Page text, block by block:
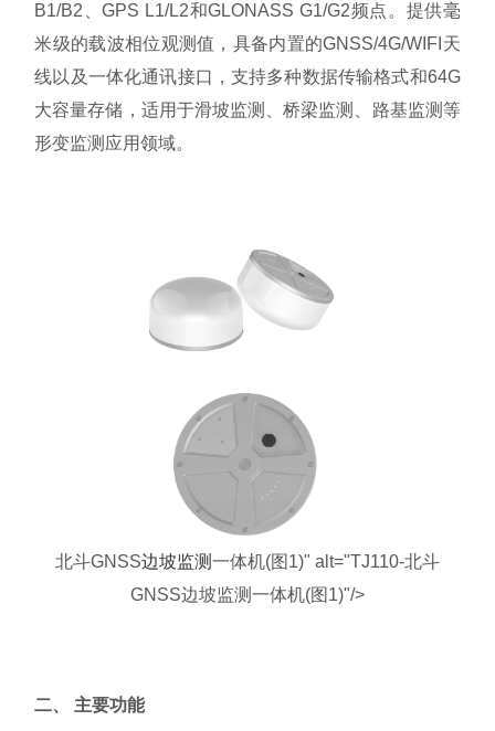
B1/B2、GPS L1/L2和GLONASS G1/G2频点。提供毫
米级的载波相位观测值，具备内置的GNSS/4G/WIFI天
线以及一体化通讯接口，支持多种数据传输格式和64G
大容量存储，适用于滑坡监测、桥梁监测、路基监测等
形变监测应用领域。
北斗GNSS边坡监测一体机(图1)" alt="TJ110-北斗
GNSS边坡监测一体机(图1)"/>
二、 主要功能